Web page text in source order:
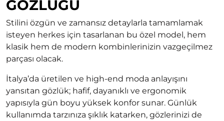
GÖZLÜĞÜ
Stilini özgün ve zamansız detaylarla tamamlamak
isteyen herkes için tasarlanan bu özel model, hem
klasik hem de modern kombinlerinizin vazgeçilmez
parçası olacak.
İtalya’da üretilen ve high-end moda anlayışını
yansıtan gözlük; hafif, dayanıklı ve ergonomik
yapısıyla gün boyu yüksek konfor sunar. Günlük
kullanımda tarzınıza şıklık katarken, gözlerinizi de